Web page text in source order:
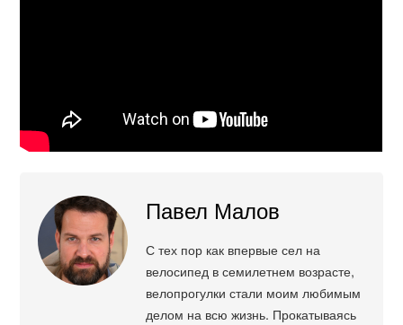
Павел Малов
С тех пор как впервые сел на
велосипед в семилетнем возрасте,
велопрогулки стали моим любимым
делом на всю жизнь. Прокатываясь